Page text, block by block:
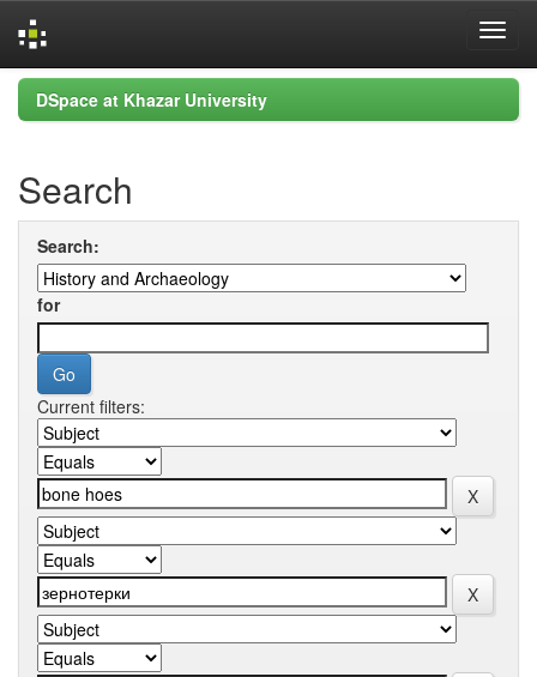
Skip
navigation
DSpace at Khazar University
Search
Search:
for
Current filters: